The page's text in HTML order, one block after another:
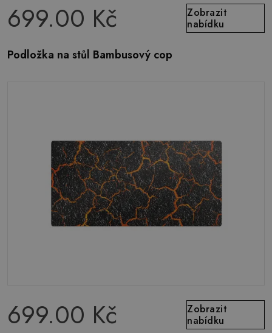
699.00 Kč
Zobrazit
nabídku
Podložka na stůl Bambusový cop
699.00 Kč
Zobrazit
nabídku